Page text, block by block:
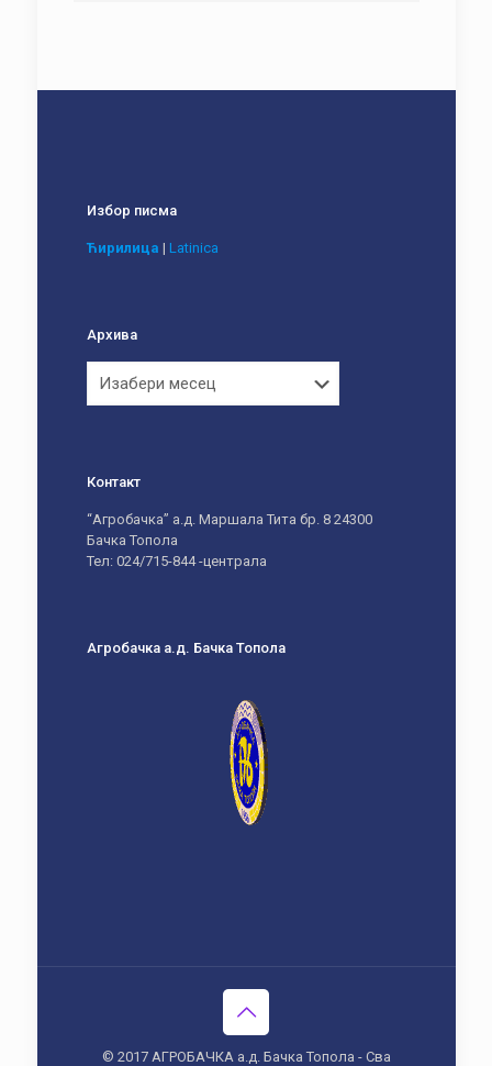
Избор писма
Ћирилица | Latinica
Архива
Контакт
“Агробачка” а.д. Маршала Тита бр. 8 24300
Бачка Топола
Тел: 024/715-844 -централа
Агробачка а.д. Бачка Топола
© 2017 АГРОБАЧКА а.д. Бачка Топола - Сва